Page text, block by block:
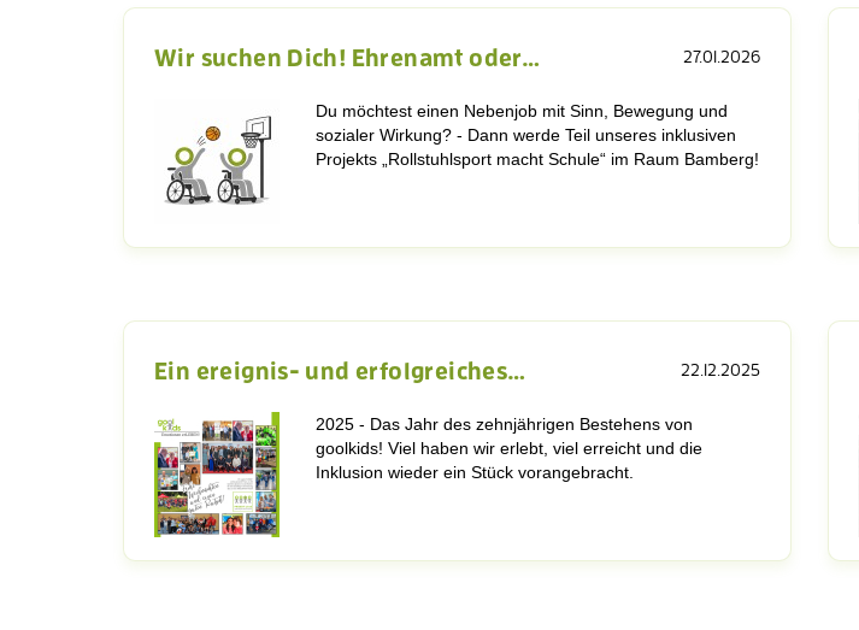
Wir suchen Dich! Ehrenamt oder… 27.01.2026
Du möchtest einen Nebenjob mit Sinn, Bewegung und
sozialer Wirkung? - Dann werde Teil unseres inklusiven
Projekts „Rollstuhlsport macht Schule“ im Raum Bamberg!
Ein ereignis- und erfolgreiches… 22.12.2025
2025 - Das Jahr des zehnjährigen Bestehens von
goolkids! Viel haben wir erlebt, viel erreicht und die
Inklusion wieder ein Stück vorangebracht.